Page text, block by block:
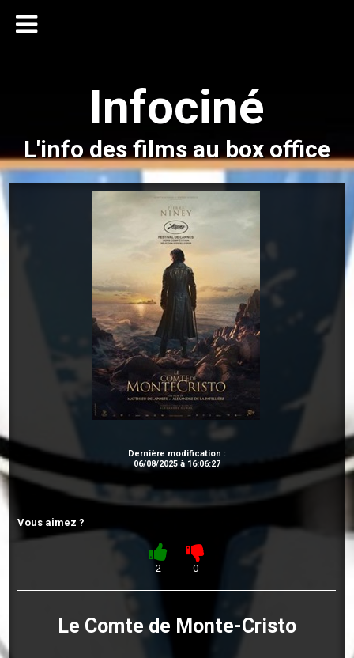
Infociné
L'info des films au box office
Dernière modification :
06/08/2025 à 16:06:27
Vous aimez ?
2 0
Le Comte de Monte-Cristo